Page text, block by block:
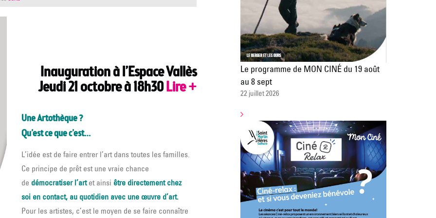
Inauguration à l’Espace Vallès
Jeudi 21 octobre à 18h30Lire +
Une Artothèque ?
Qu’est ce que c’est…
L’idée est de faire entrer l’art dans toutes les familles.
Ce principe de prêt est une vraie chance
de démocratiser l’art et ainsi être directement chez
soi en contact, au quotidien avec une œuvre d’art.
Pour les artistes, c’est le moyen de se faire connaître
Le programme de MON CINÉ du 19 août
au 8 sept
22 juillet 2026